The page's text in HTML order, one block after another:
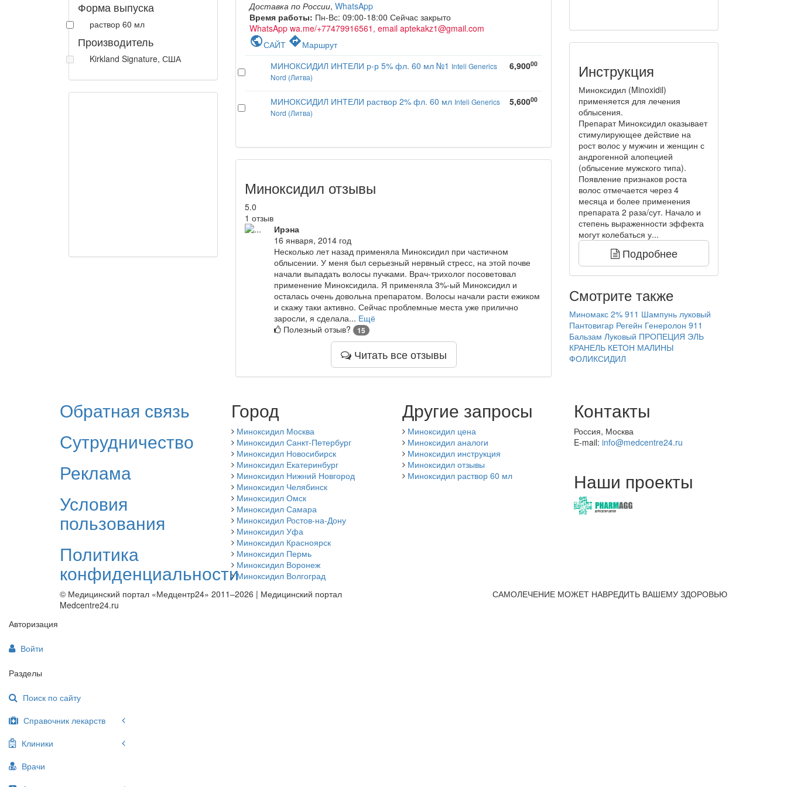
Форма выпуска
раствор 60 мл
Производитель
Kirkland Signature, США
Доставка по России, WhatsApp
Время работы: Пн-Вс: 09:00-18:00 Сейчас закрыто
WhatsApp wa.me/+77479916561, email aptekakz1@gmail.com
publicСАЙТ directionsМаршрут
МИНОКСИДИЛ ИНТЕЛИ р-р 5% фл. 60 мл №1 Inteli Generics
Nord (Литва)
6,90000
МИНОКСИДИЛ ИНТЕЛИ раствор 2% фл. 60 мл Inteli Generics
Nord (Литва)
5,60000
Миноксидил отзывы
5.0
1 отзыв
Ирэна
16 января, 2014 год
Несколько лет назад применяла Миноксидил при частичном
облысении. У меня был серьезный нервный стресс, на этой почве
начали выпадать волосы пучками. Врач-трихолог посоветовал
применение Миноксидила. Я применяла 3%-ый Миноксидил и
осталась очень довольна препаратом. Волосы начали расти ежиком
и скажу таки активно. Сейчас проблемные места уже прилично
заросли, я сделала... Ещё
Полезный отзыв?
15
Читать все отзывы
Инструкция
Миноксидил (Minoxidil)
применяется для лечения
облысения.
Препарат Миноксидил оказывает
стимулирующее действие на
рост волос у мужчин и женщин с
андрогенной алопецией
(облысение мужского типа).
Появление признаков роста
волос отмечается через 4
месяца и более применения
препарата 2 раза/сут. Начало и
степень выраженности эффекта
могут колебаться у...
Подробнее
Смотрите также
Миномакс 2% 911 Шампунь луковый
Пантовигар Регейн Генеролон 911
Бальзам Луковый ПРОПЕЦИЯ ЭЛЬ
КРАНЕЛЬ КЕТОН МАЛИНЫ
ФОЛИКСИДИЛ
Обратная связь
Сутрудничество
Реклама
Условия
пользования
Политика
конфиденциальности
Город
Миноксидил Москва
Миноксидил Санкт-Петербург
Миноксидил Новосибирск
Миноксидил Екатеринбург
Миноксидил Нижний Новгород
Миноксидил Челябинск
Миноксидил Омск
Миноксидил Самара
Миноксидил Ростов-на-Дону
Миноксидил Уфа
Миноксидил Красноярск
Миноксидил Пермь
Миноксидил Воронеж
Миноксидил Волгоград
Другие запросы
Миноксидил цена
Миноксидил аналоги
Миноксидил инструкция
Миноксидил отзывы
Миноксидил раствор 60 мл
Контакты
Россия, Москва
E-mail: info@medcentre24.ru
Наши проекты
© Медицинский портал «Медцентр24» 2011–2026 | Медицинский портал
Medcentre24.ru
САМОЛЕЧЕНИЕ МОЖЕТ НАВРЕДИТЬ ВАШЕМУ ЗДОРОВЬЮ
Авторизация
Войти
Разделы
Поиск по сайту
Справочник лекарств
Клиники
Врачи